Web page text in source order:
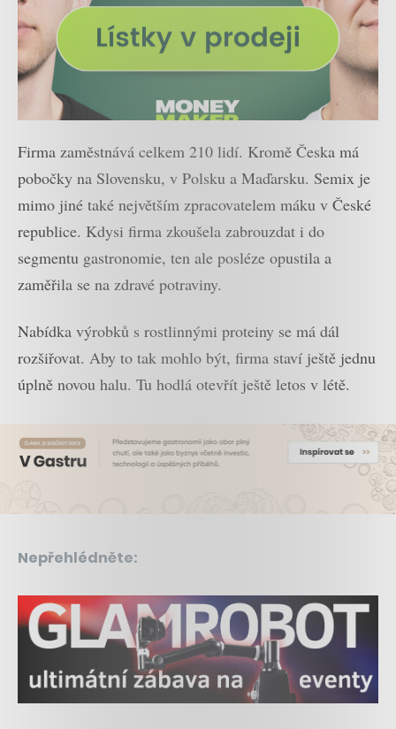
Firma zaměstnává celkem 210 lidí. Kromě Česka má
pobočky na Slovensku, v Polsku a Maďarsku. Semix je
mimo jiné také největším zpracovatelem máku v České
republice. Kdysi firma zkoušela zabrouzdat i do
segmentu gastronomie, ten ale posléze opustila a
zaměřila se na zdravé potraviny.
Nabídka výrobků s rostlinnými proteiny se má dál
rozšiřovat. Aby to tak mohlo být, firma staví ještě jednu
úplně novou halu. Tu hodlá otevřít ještě letos v létě.
Nepřehlédněte: